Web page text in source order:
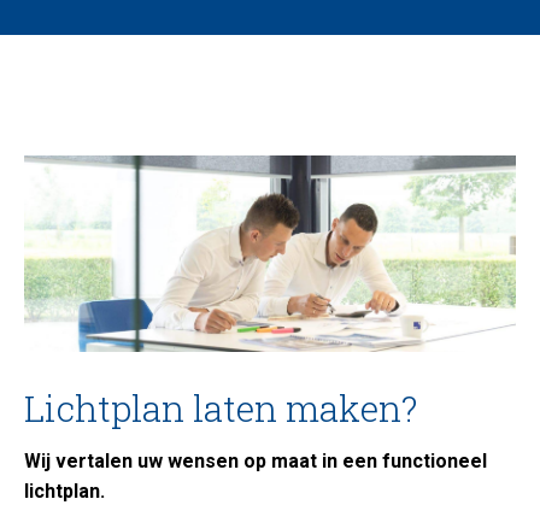
Lichtplan laten maken?
Wij vertalen uw wensen op maat in een functioneel
lichtplan.